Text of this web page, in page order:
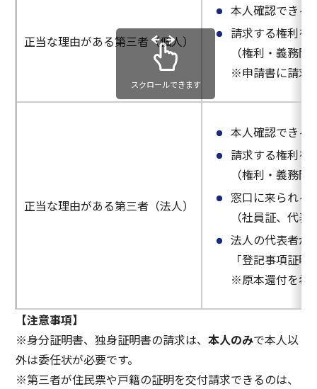
正当な理由がある第三者（個人）
本人確認できる
請求する権利を
（権利・義務
※申請書に請求
正当な理由がある第三者（法人）
本人確認できる
請求する権利を
（権利・義務
窓口に来られる
（社員証、代
法人の代表者が
「登記事項証
※原本還付を希
スクロールできます
【注意事項】
※身分証明書、独身証明書の請求は、本人のみで本人以
外は委任状が必要です。
※第三者が住民票や戸籍の証明を交付請求できるのは、